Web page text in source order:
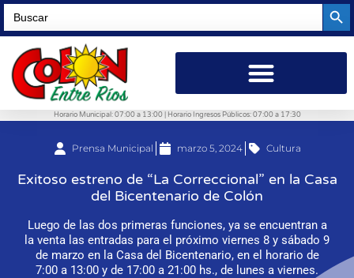
Search
for:
Horario Municipal: 07:00 a 13:00 | Horario Ingresos Públicos: 07:00 a 17:30
Prensa Municipal marzo 5, 2024 Cultura
Exitoso estreno de “La Correccional” en la Casa
del Bicentenario de Colón
Luego de las dos primeras funciones, ya se encuentran a
la venta las entradas para el próximo viernes 8 y sábado 9
de marzo en la Casa del Bicentenario, en el horario de
7:00 a 13:00 y de 17:00 a 21:00 hs., de lunes a viernes.